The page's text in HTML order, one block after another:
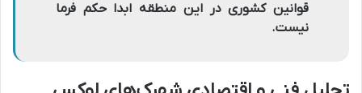
قوانین کشوری در این منطقه ابدا حکم فرما
نیست.